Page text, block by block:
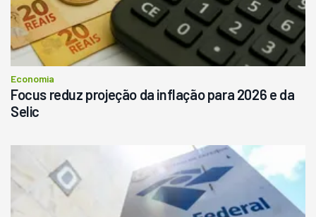
Economia
Focus reduz projeção da inflação para 2026 e da
Selic